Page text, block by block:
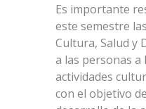
Es importante
este semestre
Cultura, Salud y
a las personas a
actividades
con el objetivo